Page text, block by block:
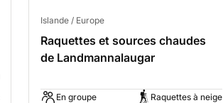
Islande / Europe
Raquettes et sources chaudes
de Landmannalaugar
En groupe Raquettes à neige